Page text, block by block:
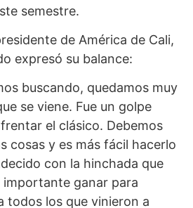
semestre.
de América de Cali,
expresó su balance:
buscando, quedamos muy
se viene. Fue un golpe
el clásico. Debemos
cosas y es más fácil hacerlo
con la hinchada que
importante ganar para
todos los que vinieron a